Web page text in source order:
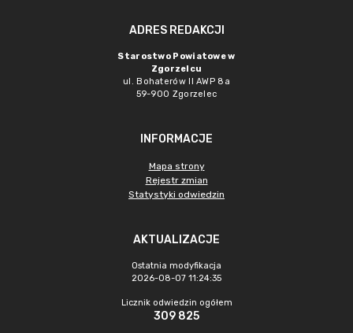
ADRES REDAKCJI
Starostwo Powiatowe w
Zgorzelcu
ul. Bohaterów II AWP 8a
59-900 Zgorzelec
INFORMACJE
Mapa strony
Rejestr zmian
Statystyki odwiedzin
AKTUALIZACJE
Ostatnia modyfikacja
2026-08-07 11:24:35
Licznik odwiedzin ogółem
309 825